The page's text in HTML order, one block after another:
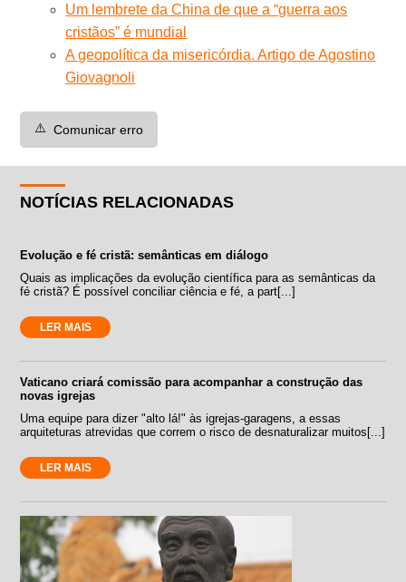
Um lembrete da China de que a “guerra aos
cristãos” é mundial
A geopolítica da misericórdia. Artigo de Agostino
Giovagnoli
⚠️ Comunicar erro
NOTÍCIAS RELACIONADAS
Evolução e fé cristã: semânticas em diálogo
Quais as implicações da evolução científica para as semânticas da
fé cristã? É possível conciliar ciência e fé, a part[...]
LER MAIS
Vaticano criará comissão para acompanhar a construção das
novas igrejas
Uma equipe para dizer "alto lá!" às igrejas-garagens, a essas
arquiteturas atrevidas que correm o risco de desnaturalizar muitos[...]
LER MAIS